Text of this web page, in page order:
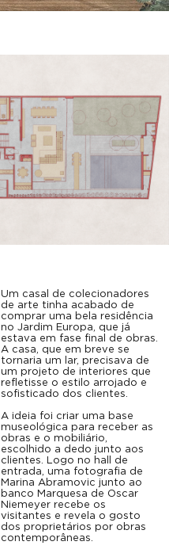
Um casal de colecionadores
de arte tinha acabado de
comprar uma bela residência
no Jardim Europa, que já
estava em fase final de obras.
A casa, que em breve se
tornaria um lar, precisava de
um projeto de interiores que
refletisse o estilo arrojado e
sofisticado dos clientes.
A ideia foi criar uma base
museológica para receber as
obras e o mobiliário,
escolhido a dedo junto aos
clientes. Logo no hall de
entrada, uma fotografia de
Marina Abramovic junto ao
banco Marquesa de Oscar
Niemeyer recebe os
visitantes e revela o gosto
dos proprietários por obras
contemporâneas.